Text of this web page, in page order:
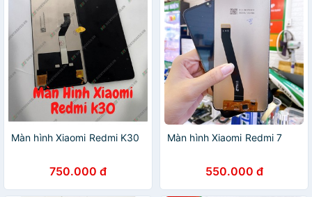
Màn hình Xiaomi Redmi K30
750.000 đ
Màn hình Xiaomi Redmi 7
550.000 đ